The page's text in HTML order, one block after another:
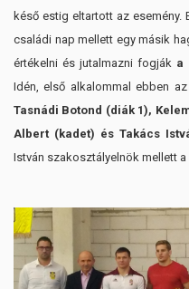
késő estig eltartott az
családi nap mellett egy másik
értékelni és jutalmazni fogják a
Idén, első alkalommal ebben
Tasnádi Botond (diák 1),
Albert (kadet) és Takács
István szakosztályelnök mellett